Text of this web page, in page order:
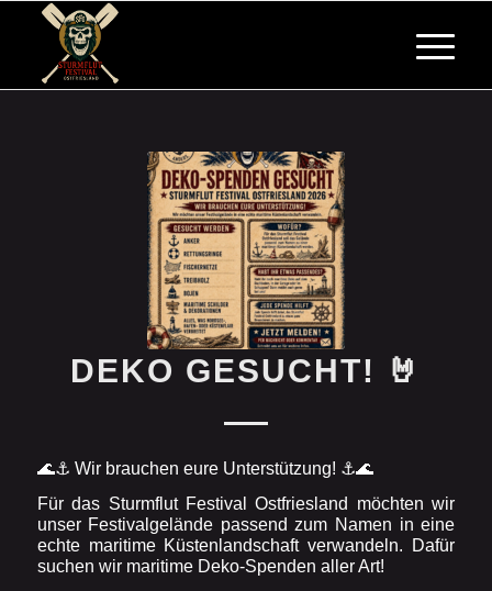
DEKO GESUCHT! 🤘
🌊⚓ Wir brauchen eure Unterstützung! ⚓🌊
Für das Sturmflut Festival Ostfriesland möchten wir
unser Festivalgelände passend zum Namen in eine
echte maritime Küstenlandschaft verwandeln. Dafür
suchen wir maritime Deko-Spenden aller Art!